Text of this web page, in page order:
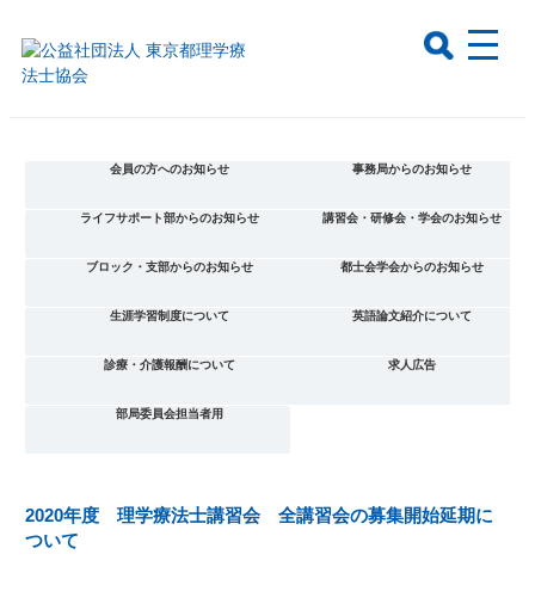
会員の方へのお知らせ 事務局からのお知らせ
ライフサポート部からのお知らせ 講習会・研修会・学会のお知らせ
ブロック・支部からのお知らせ 都士会学会からのお知らせ
生涯学習制度について 英語論文紹介について
診療・介護報酬について 求人広告
部局委員会担当者用
2020年度 理学療法士講習会 全講習会の募集開始延期に
ついて